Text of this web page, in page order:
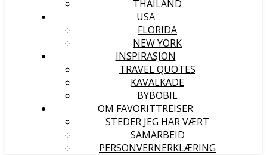
THAILAND
USA
FLORIDA
NEW YORK
INSPIRASJON
TRAVEL QUOTES
KAVALKADE
BYBOBIL
OM FAVORITTREISER
STEDER JEG HAR VÆRT
SAMARBEID
PERSONVERNERKLÆRING